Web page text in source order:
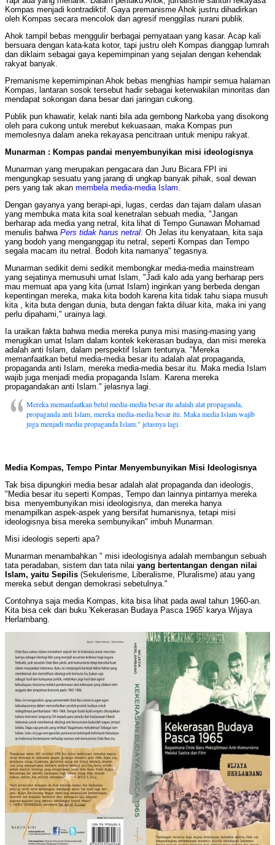
Kompas menjadi kontradiktif. Gaya premanisme Ahok justru dihadirkan
oleh Kompas secara mencolok dan agresif menggilas nurani publik.
Ahok tampil bebas menggulir berbagai pernyataan yang kasar. Acap kali
bersuara dengan kata-kata kotor, tapi justru oleh Kompas dianggap lumrah
dan diklaim sebagai gaya kepemimpinan yang sejalan dengan kehendak
rakyat banyak.
Premanisme kepemimpinan Ahok bebas menghias hampir semua halaman
Kompas, lantaran sosok tersebut hadir sebagai keterwakilan minoritas dan
mendapat sokongan dana besar dari jaringan cukong.
Publik pun khawatir, kelak nanti bila ada gembong Narkoba yang disokong
oleh para cukong untuk merebut kekuasaan, maka Kompas pun
memolesnya dalam aneka rekayasa pencitraan untuk menipu rakyat.
Munarman : Kompas pandai menyembunyikan misi ideologisnya
Munarman yang merupakan pengacara dan Juru Bicara FPI ini
mengungkap sesuatu yang jarang di ungkap banyak pihak, soal dewan
pers yang tak akan membela media-media Islam.
Dengan gayanya yang berapi-api, lugas, cerdas dan tajam dalam ulasan
yang membuka mata kita soal kenetralan sebuah media, "Jangan
berharap ada media yang netral, kita lihat di Tempo Gunawan Mohamad
menulis bahwa Pers tidak harus netral. Oh Jelas itu kenyataan, kita saja
yang bodoh yang menganggap itu netral, seperti Kompas dan Tempo
segala macam itu netral. Bodoh kita namanya" tegasnya.
Munarman sedikit demi sedikit membongkar media-media mainstream
yang sejatinya memusuhi umat Islam, "Jadi kalo ada yang berharap pers
mau memuat apa yang kita (umat Islam) inginkan yang berbeda dengan
kepentingan mereka, maka kita bodoh karena kita tidak tahu siapa musuh
kita , kita buta dengan dunia, buta dengan fakta diluar kita, maka ini yang
perlu dipahami," urainya lagi.
Ia uraikan fakta bahwa media mereka punya misi masing-masing yang
merugikan umat Islam dalam kontek kekerasan budaya, dan misi mereka
adalah anti Islam, dalam perspektif Islam tentunya. "Mereka
memanfaatkan betul media-media besar itu adalah alat propaganda,
propaganda anti Islam, mereka media-media besar itu. Maka media Islam
wajib juga menjadi media propaganda Islam. Karena mereka
propagandakan anti Islam." jelasnya lagi.
Mereka memanfaatkan betul media-media besar itu adalah alat propaganda,
propaganda anti Islam, mereka media-media besar itu. Maka media Islam wajib
juga menjadi media propaganda Islam." jelasnya lagi.
Media Kompas, Tempo Pintar Menyembunyikan Misi Ideologisnya
Tak bisa dipungkiri media besar adalah alat propaganda dan ideologis,
"Media besar itu seperti Kompas, Tempo dan lainnya pintarnya mereka
bisa menyembunyikan misi ideologisnya, dan mereka hanya
menampilkan aspek-aspek yang bersifat humanisnya, tetapi misi
ideologisnya bisa mereka sembunyikan" imbuh Munarman.
Misi ideologis seperti apa?
Munarman menambahkan " misi ideologisnya adalah membangun sebuah
tata peradaban, sistem dan tata nilai yang bertentangan dengan nilai
Islam, yaitu Sepilis (Sekulerisme, Liberalisme, Pluralisme) atau yang
mereka sebut dengan demokrasi sebetulnya."
Contohnya saja media Kompas, kita bisa lihat pada awal tahun 1960-an.
Kita bisa cek dari buku 'Kekerasan Budaya Pasca 1965' karya Wijaya
Herlambang.